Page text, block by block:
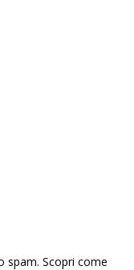
spam. Scopri come